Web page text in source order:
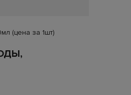
(цена за 1шт)